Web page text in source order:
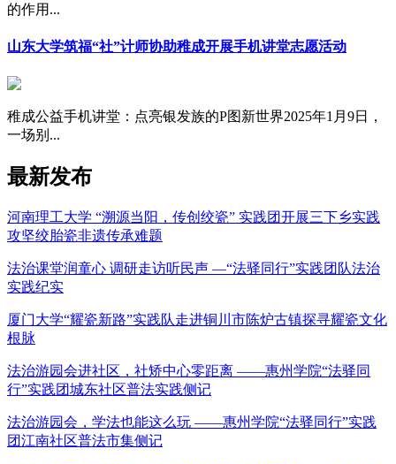
的作用...
山东大学筑福“社”计师协助稚成开展手机讲堂志愿活动
稚成公益手机讲堂：点亮银发族的P图新世界2025年1月9日，
一场别...
最新发布
河南理工大学 “溯源当阳，传创绞瓷” 实践团开展三下乡实践
攻坚绞胎瓷非遗传承难题
法治课堂润童心 调研走访听民声 —“法驿同行”实践团队法治
实践纪实
厦门大学“耀瓷新路”实践队走进铜川市陈炉古镇探寻耀瓷文化
根脉
法治游园会进社区，社矫中心零距离 ——惠州学院“法驿同
行”实践团城东社区普法实践侧记
法治游园会，学法也能这么玩 ——惠州学院“法驿同行”实践
团江南社区普法市集侧记